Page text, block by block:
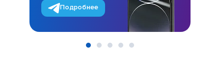
Подробнее